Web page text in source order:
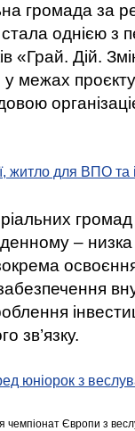
громада за
стала однією
«Грай. Дій.
у межах
житло для ВПО
громад
–
освоєння
зв’язку.
юніорок з
чемпіонат Європи з